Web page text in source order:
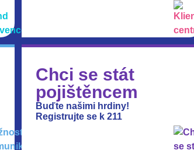
Chci se stát
pojištěncem
Buďte našimi hrdiny!
Registrujte se k 211